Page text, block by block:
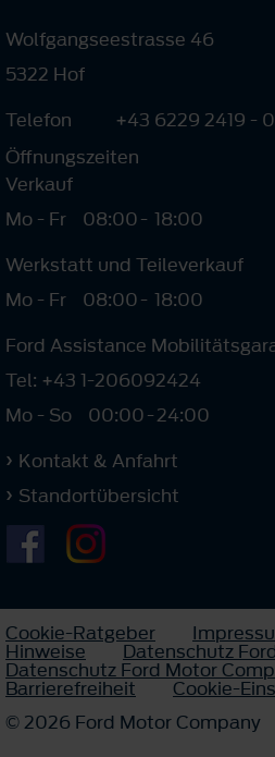
Wolfgangseestrasse 46
5322 Hof
Telefon
+43 6229 2419 - 0
Öffnungszeiten
Verkauf
Mo - Fr
08:00- 18:00
Werkstatt und Teileverkauf
Mo - Fr
08:00- 18:00
Ford Assistance
Tel: +43 1-206092424
Mo - So
00:00-24:00
Kontakt & Anfahrt
Standortübersicht
Cookie-Ratgeber
Hinweise Datenschutz
Datenschutz Ford Motor
Barrierefreiheit
Cookie-
© 2026 Ford Motor Company